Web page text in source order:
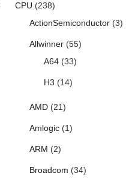
CPU (238)
ActionSemiconductor(3)
Allwinner(55)
A64(33)
H3 (14)
AMD(21)
Amlogic(1)
ARM (2)
Broadcom (34)